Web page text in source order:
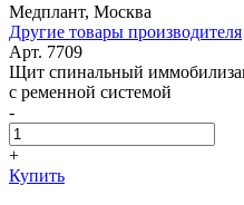
Медплант, Москва
Другие товары производителя
Арт. 7709
Щит спинальный
с ременной системой
-
+
Купить